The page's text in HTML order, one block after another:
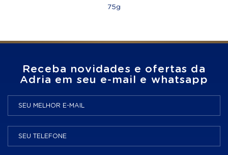
75g
Receba novidades e ofertas da
Adria em seu e-mail e whatsapp